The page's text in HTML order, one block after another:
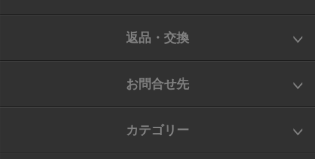
返品・交換
お問合せ先
カテゴリー